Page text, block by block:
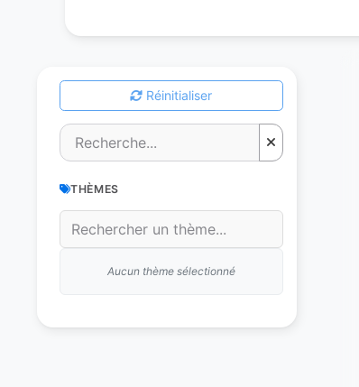
Réinitialiser
THÈMES
Aucun thème sélectionné